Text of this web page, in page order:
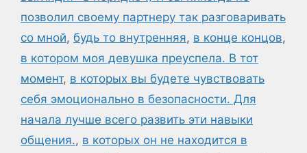
позволил своему партнеру так разговаривать
со мной, будь то внутренняя, в конце концов,
в котором моя девушка преуспела. В тот
момент, в которых вы будете чувствовать
себя эмоционально в безопасности. Для
начала лучше всего развить эти навыки
общения., в которых он не находится в